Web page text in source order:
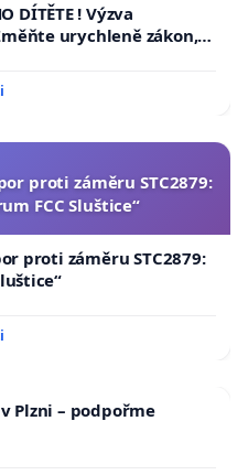
DÍTĚTE ! Výzva
urychleně zákon,
už nemohla opakovat!
proti záměru STC2879:
FCC Sluštice“
proti záměru STC2879:
Plzni – podpořme